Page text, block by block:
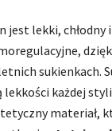
jest lekki, chłodny
sukienkach.
lekkości każdej
materiał,